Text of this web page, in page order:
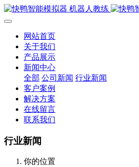
网站首页
关于我们
产品展示
新闻中心
全部 公司新闻 行业新闻
客户案例
解决方案
在线留言
联系我们
行业新闻
你的位置